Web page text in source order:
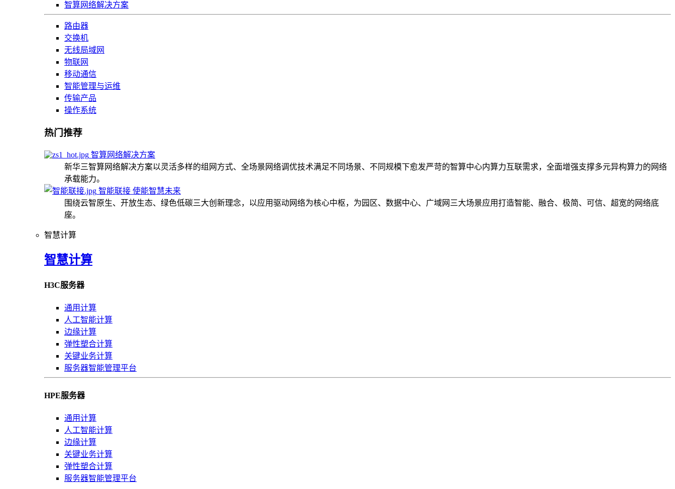
智算网络解决方案
路由器
交换机
无线局域网
物联网
移动通信
智能管理与运维
传输产品
操作系统
热门推荐
智算网络解决方案
新华三智算网络解决方案以灵活多样的组网方式、全场景网络调优技术满足不同场景、不同规模下愈发严苛的智算中心内算力互联需求，全面增强支撑多元异构算力的网络
承载能力。
智能联接 使能智慧未来
围绕云智原生、开放生态、绿色低碳三大创新理念，以应用驱动网络为核心中枢，为园区、数据中心、广域网三大场景应用打造智能、融合、极简、可信、超宽的网络底
座。
智慧计算
智慧计算
H3C服务器
通用计算
人工智能计算
边缘计算
弹性塑合计算
关键业务计算
服务器智能管理平台
HPE服务器
通用计算
人工智能计算
边缘计算
关键业务计算
弹性塑合计算
服务器智能管理平台